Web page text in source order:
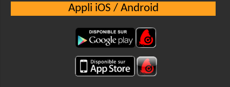
Appli iOS / Android